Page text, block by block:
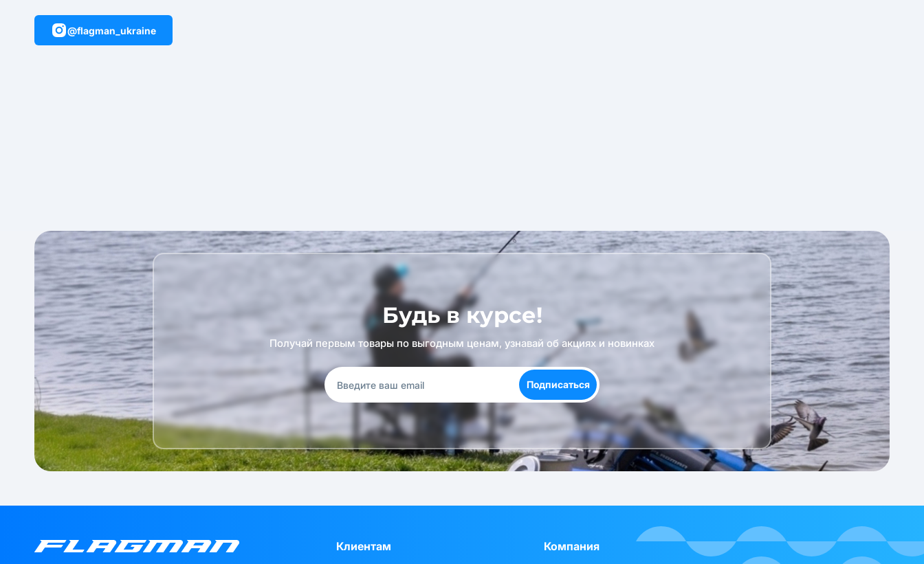
@flagman_ukraine
Будь в курсе!
Получай первым товары по выгодным ценам, узнавай об акциях и новинках
Подписаться
Клиентам Компания